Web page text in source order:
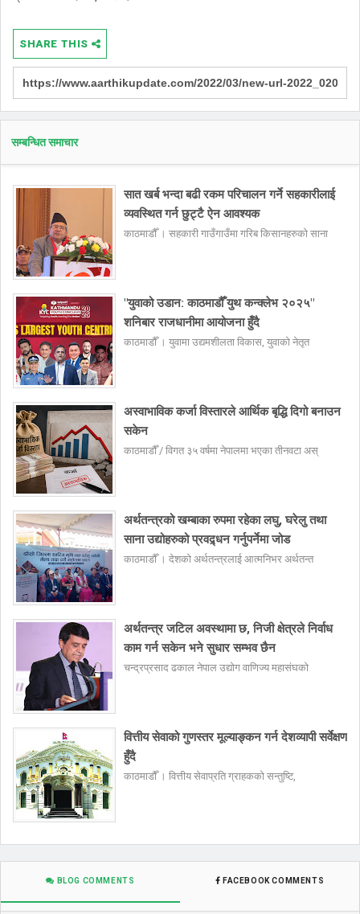
SHARE THIS
सम्बन्धित समाचार
सात खर्ब भन्दा बढी रकम परिचालन गर्ने सहकारीलाई
व्यवस्थित गर्न छुट्टै ऐन आवश्यक
काठमाडौँ । सहकारी गाउँगाउँमा गरिब किसानहरुको साना
"युवाको उडान: काठमाडौँ युथ कन्क्लेभ २०२५"
शनिबार राजधानीमा आयोजना हुँदै
काठमाडौँ । युवामा उद्यमशीलता विकास, युवाको नेतृत
अस्वाभाविक कर्जा विस्तारले आर्थिक बृद्धि दिगो बनाउन
सकेन
काठमाडौँ / विगत ३५ वर्षमा नेपालमा भएका तीनवटा अस्
अर्थतन्त्रको खम्बाका रुपमा रहेका लघु, घरेलु तथा
साना उद्योहरुको प्रवद्र्धन गर्नुपर्नेमा जोड
काठमाडौँ । देशको अर्थतन्त्रलाई आत्मनिभर अर्थतन्त
अर्थतन्त्र जटिल अवस्थामा छ, निजी क्षेत्रले निर्वाध
काम गर्न सकेन भने सुधार सम्भव छैन
चन्द्रप्रसाद ढकाल नेपाल उद्योग वाणिज्य महासंघको
वित्तीय सेवाको गुणस्तर मूल्याङ्कन गर्न देशव्यापी सर्वेक्षण
हुँदै
काठमाडौँ । वित्तीय सेवाप्रति ग्राहकको सन्तुष्टि,
BLOG COMMENTS FACEBOOK COMMENTS